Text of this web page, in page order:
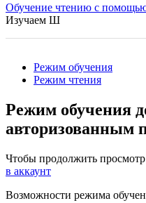
Обучение чтению с помощью
Изучаем Ш
Режим обучения
Режим чтения
Режим обучения
авторизованным
Чтобы продолжить просмотр
в аккаунт
Возможности режима